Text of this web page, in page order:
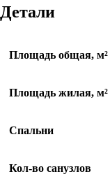
Детали
Площадь общая, м²
Площадь жилая, м²
Спальни
Кол-во санузлов